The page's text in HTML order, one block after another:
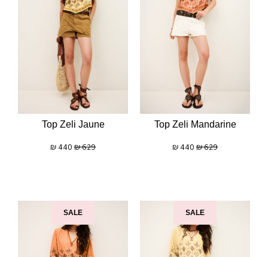
Top Zeli Mandarine
629
₪
440
₪
Top Zeli Jaune
629
₪
440
₪
SALE
SALE